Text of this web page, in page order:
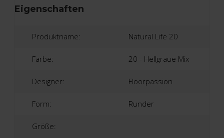
Eigenschaften
Produktname: Natural Life 20
Farbe: 20 - Hellgraue Mix
Designer: Floorpassion
Form: Runder
Größe: